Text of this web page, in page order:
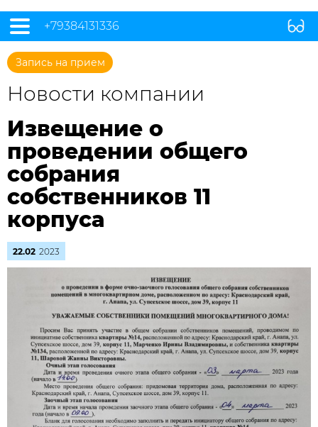
+79384131336
Запись на прием
Новости компании
Извещение о
проведении общего
собрания
собственников 11
корпуса
22.02 2023